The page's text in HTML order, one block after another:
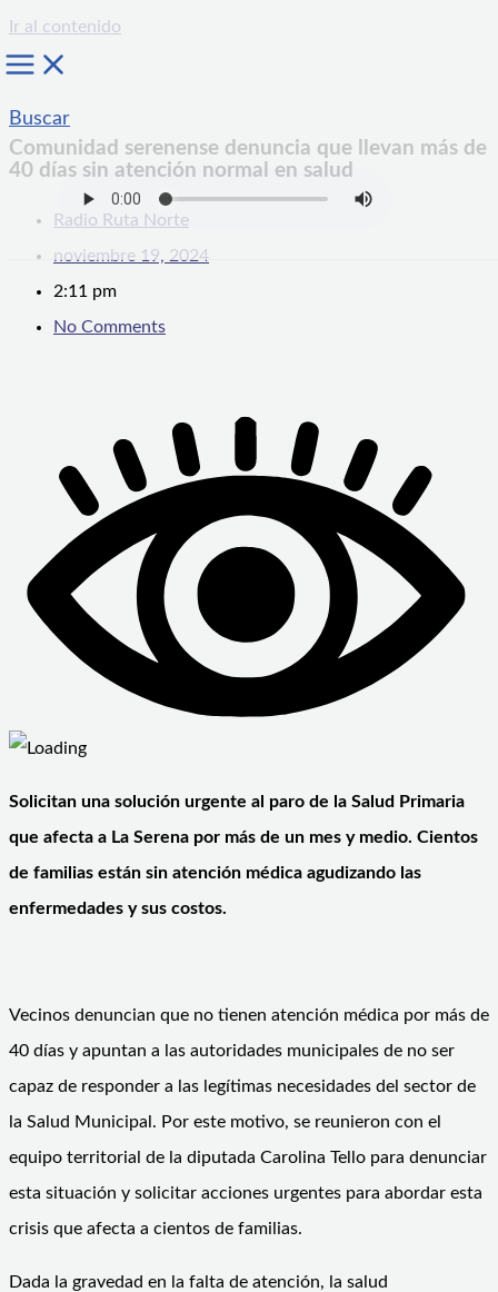
Ir al contenido
Buscar
Comunidad serenense denuncia que llevan más de
40 días sin atención normal en salud
Radio Ruta Norte
noviembre 19, 2024
2:11 pm
No Comments
Solicitan una solución urgente al paro de la Salud Primaria
que afecta a La Serena por más de un mes y medio. Cientos
de familias están sin atención médica agudizando las
enfermedades y sus costos.
Vecinos denuncian que no tienen atención médica por más de
40 días y apuntan a las autoridades municipales de no ser
capaz de responder a las legítimas necesidades del sector de
la Salud Municipal. Por este motivo, se reunieron con el
equipo territorial de la diputada Carolina Tello para denunciar
esta situación y solicitar acciones urgentes para abordar esta
crisis que afecta a cientos de familias.
Dada la gravedad en la falta de atención, la salud